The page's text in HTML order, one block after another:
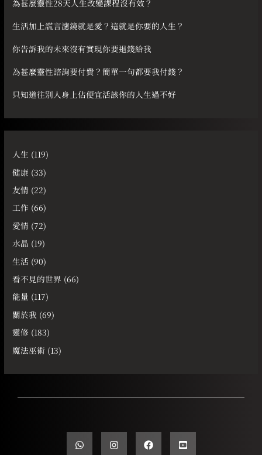
為甚麼靈性28天人生改變課程沒有效？
生活加上謊言濾鏡就是愛？這就是你要的人生？
你告訴我的未來沒有實現你要退錢給我
為甚麼靈性諮詢要付費？簡單一句都要我付錢？
只知道往別人身上佔便宜活該你的人生過不好
人生 (119)
健康 (33)
友情 (22)
工作 (66)
愛情 (72)
水晶 (19)
生活 (90)
看不見的世界 (66)
能量 (117)
關於我 (69)
靈修 (183)
魔法巫術 (13)